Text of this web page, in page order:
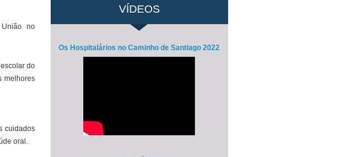
no
do
melhores
cuidados
oral.
VÍDEOS
Os Hospitalários no Caminho de Santiago 2022